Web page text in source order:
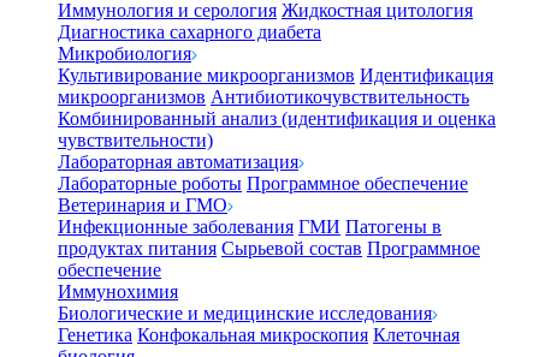
Иммунология и серология Жидкостная цитология
Диагностика сахарного диабета
Микробиология
Культивирование микроорганизмов Идентификация
микроорганизмов Антибиотикочувствительность
Комбинированный анализ (идентификация и оценка
чувствительности)
Лабораторная автоматизация
Лабораторные роботы Программное обеспечение
Ветеринария и ГМО
Инфекционные заболевания ГМИ Патогены в
продуктах питания Сырьевой состав Программное
обеспечение
Иммунохимия
Биологические и медицинские исследования
Генетика Конфокальная микроскопия Клеточная